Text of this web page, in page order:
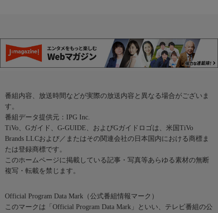
番組内容、放送時間などが実際の放送内容と異なる場合がございま
す。
番組データ提供元：IPG Inc.
TiVo、Gガイド、G-GUIDE、およびGガイドロゴは、米国TiVo
Brands LLCおよび／またはその関連会社の日本国内における商標ま
たは登録商標です。
このホームページに掲載している記事・写真等あらゆる素材の無断
複写・転載を禁じます。
Official Program Data Mark（公式番組情報マーク）
このマークは「Official Program Data Mark」といい、テレビ番組の公